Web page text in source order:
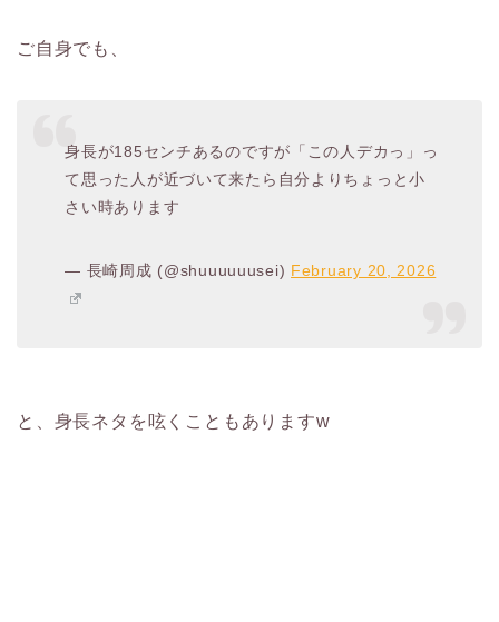
ご自身でも、
身長が185センチあるのですが「この人デカっ」っ
て思った人が近づいて来たら自分よりちょっと小
さい時あります
— 長崎周成 (@shuuuuuusei) February 20, 2026
と、身長ネタを呟くこともありますw